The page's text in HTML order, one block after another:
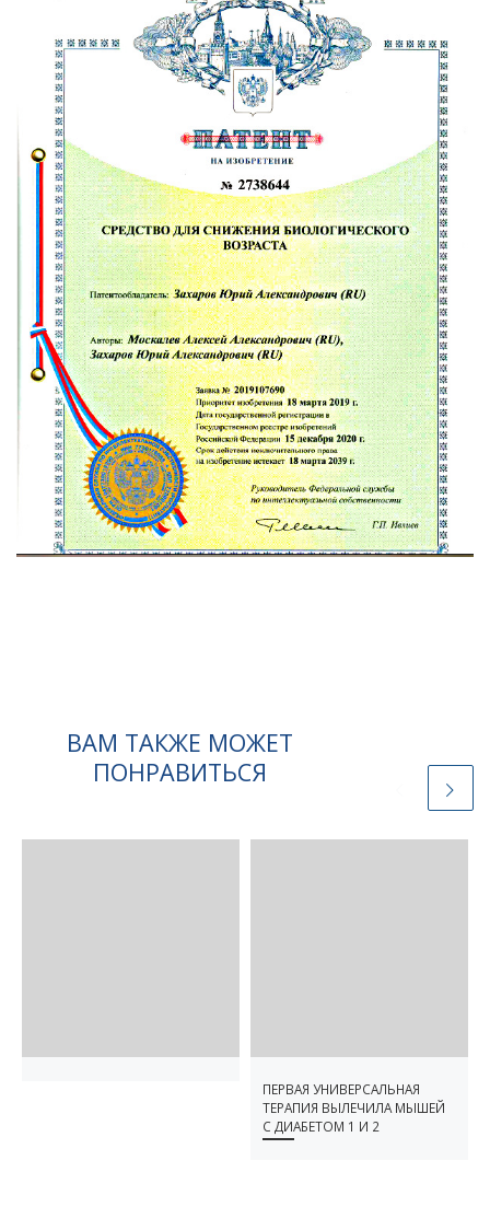
ВАМ ТАКЖЕ МОЖЕТ
ПОНРАВИТЬСЯ
ПЕРВАЯ УНИВЕРСАЛЬНАЯ
ТЕРАПИЯ ВЫЛЕЧИЛА МЫШЕЙ
С ДИАБЕТОМ 1 И 2